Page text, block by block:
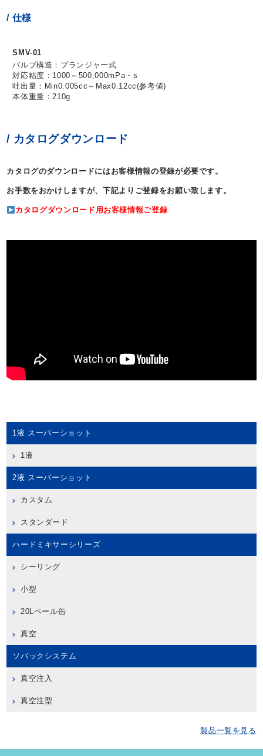
仕様
SMV-01
バルブ構造：プランジャー式
対応粘度：1000～500,000mPa・s
吐出量：Min0.005cc～Max0.12cc(参考値)
本体重量：210g
/ カタログダウンロード
カタログのダウンロードにはお客様情報の登録が必要です。
お手数をおかけしますが、下記よりご登録をお願い致します。
カタログダウンロード用お客様情報ご登録
1液 スーパーショット
1液
2液 スーパーショット
カスタム
スタンダード
ハードミキサーシリーズ
シーリング
小型
20Lペール缶
真空
ソバックシステム
真空注入
真空注型
製品一覧を見る